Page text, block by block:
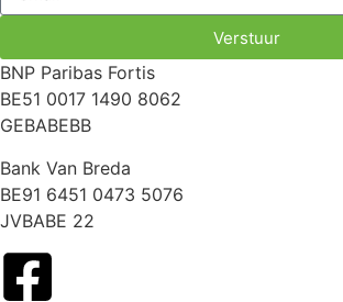
Verstuur
BNP Paribas Fortis
BE51 0017 1490 8062
GEBABEBB
Bank Van Breda
BE91 6451 0473 5076
JVBABE 22